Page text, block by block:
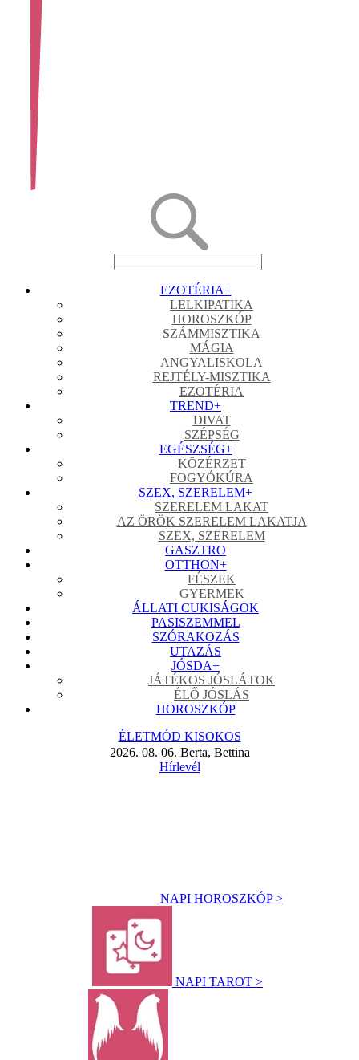
EZOTÉRIA+
LELKIPATIKA
HOROSZKÓP
SZÁMMISZTIKA
MÁGIA
ANGYALISKOLA
REJTÉLY-MISZTIKA
EZOTÉRIA
TREND+
DIVAT
SZÉPSÉG
EGÉSZSÉG+
KÖZÉRZET
FOGYÓKÚRA
SZEX, SZERELEM+
SZERELEM LAKAT
AZ ÖRÖK SZERELEM LAKATJA
SZEX, SZERELEM
GASZTRO
OTTHON+
FÉSZEK
GYERMEK
ÁLLATI CUKISÁGOK
PASISZEMMEL
SZÓRAKOZÁS
UTAZÁS
JÓSDA+
JÁTÉKOS JÓSLÁTOK
ÉLŐ JÓSLÁS
HOROSZKÓP
ÉLETMÓD KISOKOS
2026. 08. 06. Berta, Bettina
Hírlevél
NAPI HOROSZKÓP >
NAPI TAROT >